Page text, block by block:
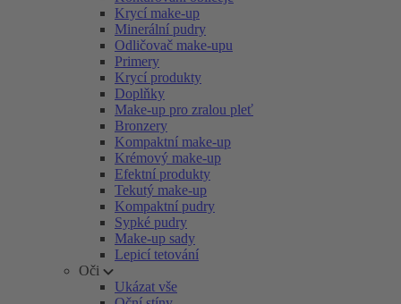
Krycí make-up
Minerální pudry
Odličovač make-upu
Primery
Krycí produkty
Doplňky
Make-up pro zralou pleť
Bronzery
Kompaktní make-up
Krémový make-up
Efektní produkty
Tekutý make-up
Kompaktní pudry
Sypké pudry
Make-up sady
Lepicí tetování
Oči
Ukázat vše